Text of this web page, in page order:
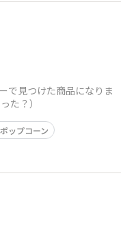
で見つけた商品になりま
た？）
ポップコーン